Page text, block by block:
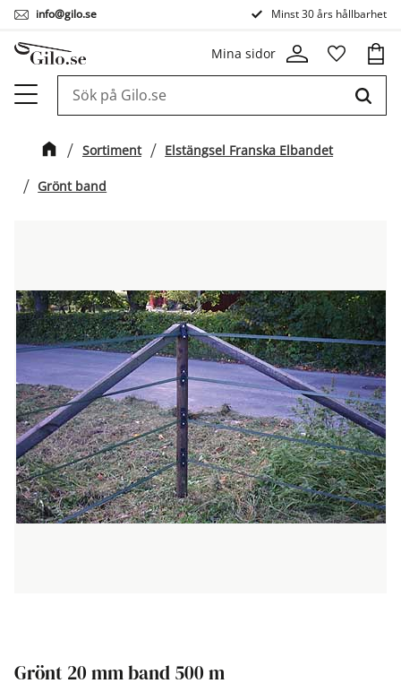
Meny
info@gilo.se Minst 30 års hållbarhet
Mina sidor
Sortiment Elstängsel Franska Elbandet
Grönt band
Grönt 20 mm band 500 m